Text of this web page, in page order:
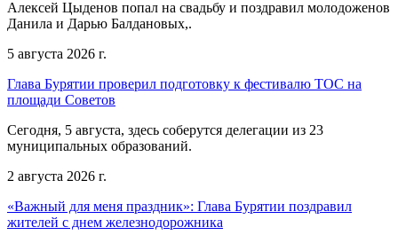
Алексей Цыденов попал на свадьбу и поздравил молодоженов
Данила и Дарью Балдановых,.
5 августа 2026 г.
Глава Бурятии проверил подготовку к фестивалю ТОС на
площади Советов
Сегодня, 5 августа, здесь соберутся делегации из 23
муниципальных образований.
2 августа 2026 г.
«Важный для меня праздник»: Глава Бурятии поздравил
жителей с днем железнодорожника